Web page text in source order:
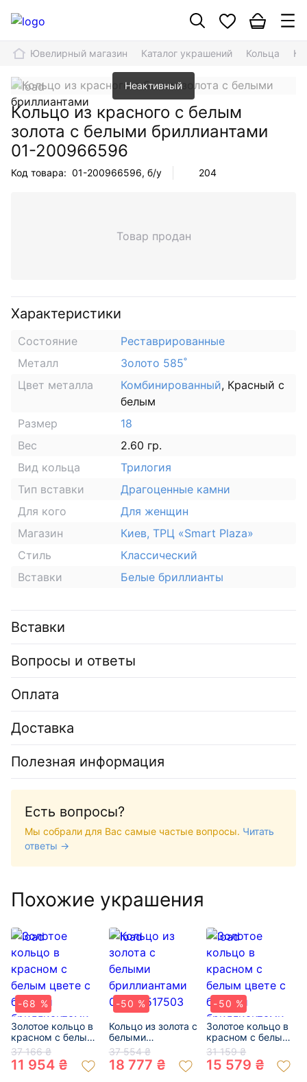
Ювелирный магазин Каталог украшений Кольца
Неактивный
Кольцо из красного с белым
золота с белыми бриллиантами
01-200966596
Код товара: 01-200966596, б/у 204
Товар продан
Характеристики
Состояние
Реставрированные
Металл
Золото 585˚
Цвет металла
Комбинированный, Красный с
белым
Размер
18
Вес
2.60 гр.
Вид кольца
Трилогия
Тип вставки
Драгоценные камни
Для кого
Для женщин
Магазин
Киев, ТРЦ «Smart Plaza»
Стиль
Классический
Вставки
Белые бриллианты
Вставки
Вопросы и ответы
Оплата
Доставка
Полезная информация
Есть вопросы?
Мы собрали для Вас самые частые вопросы. Читать
ответы →
Похожие украшения
-68 %
Золотое кольцо в
красном с белым
цвете с белыми
бриллиантами 01-
200216620
37 166 ₴
11 954 ₴
-50 %
Кольцо из золота с
белыми
бриллиантами 01-
200517503
37 554 ₴
18 777 ₴
-50 %
Золотое кольцо в
красном с белым
цвете с белыми
бриллиантами 01-
200819887
31 159 ₴
15 579 ₴